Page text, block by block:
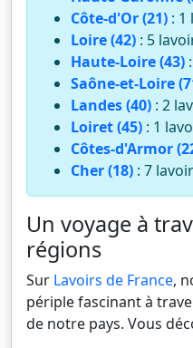
Côte-d'Or (21) : 1
Loire (42) : 5
Haute-Loire (43)
Saône-et-Loire
Landes (40) : 2
Loiret (45) : 1
Côtes-d'Armor
Cher (18) : 7
Un voyage à
régions
Sur Lavoirs de France,
périple fascinant à
de notre pays. Vous